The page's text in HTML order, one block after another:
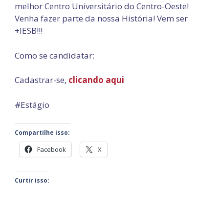
melhor Centro Universitário do Centro-Oeste!
Venha fazer parte da nossa História! Vem ser
+IESB!!!
Como se candidatar:
Cadastrar-se, clicando aqui
#Estágio
Compartilhe isso:
Facebook X
Curtir isso: